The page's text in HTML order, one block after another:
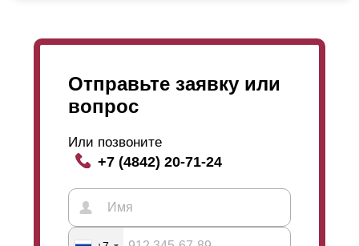
Отправьте заявку или
вопрос
Или позвоните
+7 (4842) 20-71-24